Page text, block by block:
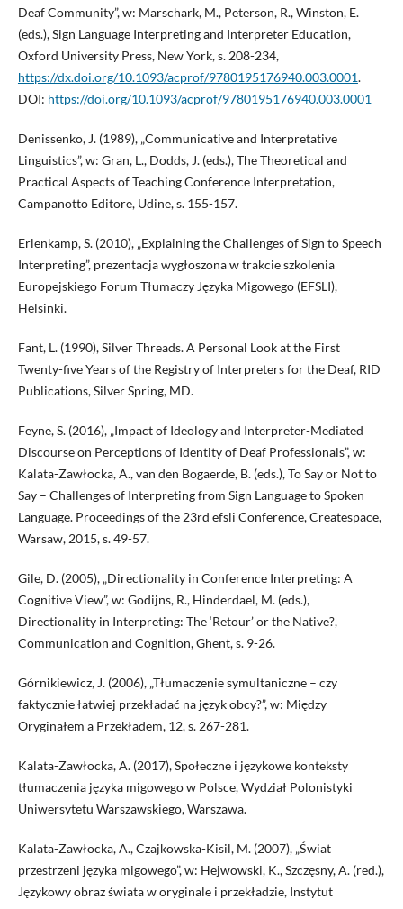
Deaf Community”, w: Marschark, M., Peterson, R., Winston, E.
(eds.), Sign Language Interpreting and Interpreter Education,
Oxford University Press, New York, s. 208-234,
https://dx.doi.org/10.1093/acprof/9780195176940.003.0001.
DOI: https://doi.org/10.1093/acprof/9780195176940.003.0001
Denissenko, J. (1989), „Communicative and Interpretative
Linguistics”, w: Gran, L., Dodds, J. (eds.), The Theoretical and
Practical Aspects of Teaching Conference Interpretation,
Campanotto Editore, Udine, s. 155-157.
Erlenkamp, S. (2010), „Explaining the Challenges of Sign to Speech
Interpreting”, prezentacja wygłoszona w trakcie szkolenia
Europejskiego Forum Tłumaczy Języka Migowego (EFSLI),
Helsinki.
Fant, L. (1990), Silver Threads. A Personal Look at the First
Twenty-five Years of the Registry of Interpreters for the Deaf, RID
Publications, Silver Spring, MD.
Feyne, S. (2016), „Impact of Ideology and Interpreter-Mediated
Discourse on Perceptions of Identity of Deaf Professionals”, w:
Kalata-Zawłocka, A., van den Bogaerde, B. (eds.), To Say or Not to
Say – Challenges of Interpreting from Sign Language to Spoken
Language. Proceedings of the 23rd efsli Conference, Createspace,
Warsaw, 2015, s. 49-57.
Gile, D. (2005), „Directionality in Conference Interpreting: A
Cognitive View”, w: Godijns, R., Hinderdael, M. (eds.),
Directionality in Interpreting: The ‘Retour’ or the Native?,
Communication and Cognition, Ghent, s. 9-26.
Górnikiewicz, J. (2006), „Tłumaczenie symultaniczne – czy
faktycznie łatwiej przekładać na język obcy?”, w: Między
Oryginałem a Przekładem, 12, s. 267-281.
Kalata-Zawłocka, A. (2017), Społeczne i językowe konteksty
tłumaczenia języka migowego w Polsce, Wydział Polonistyki
Uniwersytetu Warszawskiego, Warszawa.
Kalata-Zawłocka, A., Czajkowska-Kisil, M. (2007), „Świat
przestrzeni języka migowego”, w: Hejwowski, K., Szczęsny, A. (red.),
Językowy obraz świata w oryginale i przekładzie, Instytut